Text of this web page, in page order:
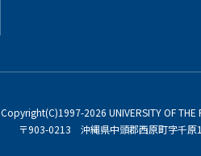
Copyright(C)1997-2026 UNIVERSITY OF THE
〒903-0213 沖縄県中頭郡西原町字千原